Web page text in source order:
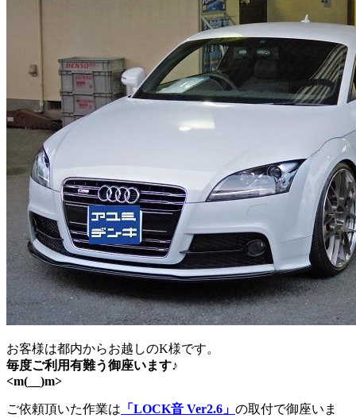
お客様は都内からお越しのK様です。
毎度ご利用有難う御座います♪
<m(__)m>
ご依頼頂いた作業は 「LOCK音 Ver2.6」 の取付で御座いま